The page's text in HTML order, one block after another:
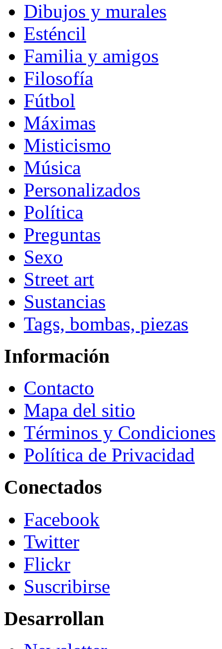
Dibujos y murales
Esténcil
Familia y amigos
Filosofía
Fútbol
Máximas
Misticismo
Música
Personalizados
Política
Preguntas
Sexo
Street art
Sustancias
Tags, bombas, piezas
Información
Contacto
Mapa del sitio
Términos y Condiciones
Política de Privacidad
Conectados
Facebook
Twitter
Flickr
Suscribirse
Desarrollan